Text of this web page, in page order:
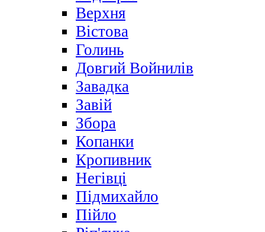
Верхня
Вістова
Голинь
Довгий Войнилів
Завадка
Завій
Збора
Копанки
Кропивник
Негівці
Підмихайло
Пійло